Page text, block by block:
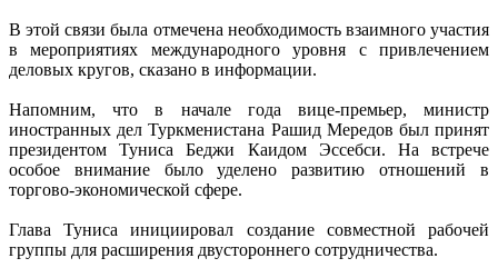
В этой связи была отмечена необходимость взаимного участия
в мероприятиях международного уровня с привлечением
деловых кругов, сказано в информации.
Напомним, что в начале года вице-премьер, министр
иностранных дел Туркменистана Рашид Мередов был принят
президентом Туниса Беджи Каидом Эссебси. На встрече
особое внимание было уделено развитию отношений в
торгово-экономической сфере.
Глава Туниса инициировал создание совместной рабочей
группы для расширения двустороннего сотрудничества.